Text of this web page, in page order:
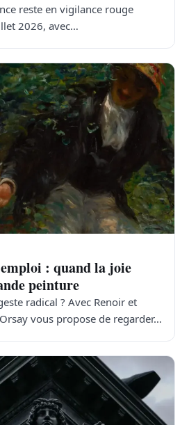
reste en vigilance rouge
2026, avec…
: quand la joie
peinture
radical ? Avec Renoir et
vous propose de regarder…